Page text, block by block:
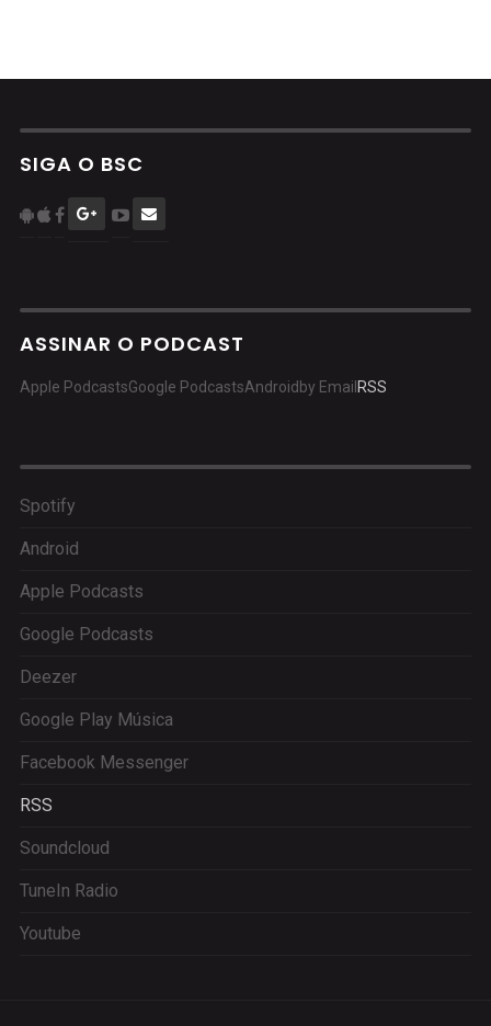
SIGA O BSC
ASSINAR O PODCAST
Apple PodcastsGoogle PodcastsAndroid by Email RSS
Spotify
Android
Apple Podcasts
Google Podcasts
Deezer
Google Play Música
Facebook Messenger
RSS
Soundcloud
TuneIn Radio
Youtube